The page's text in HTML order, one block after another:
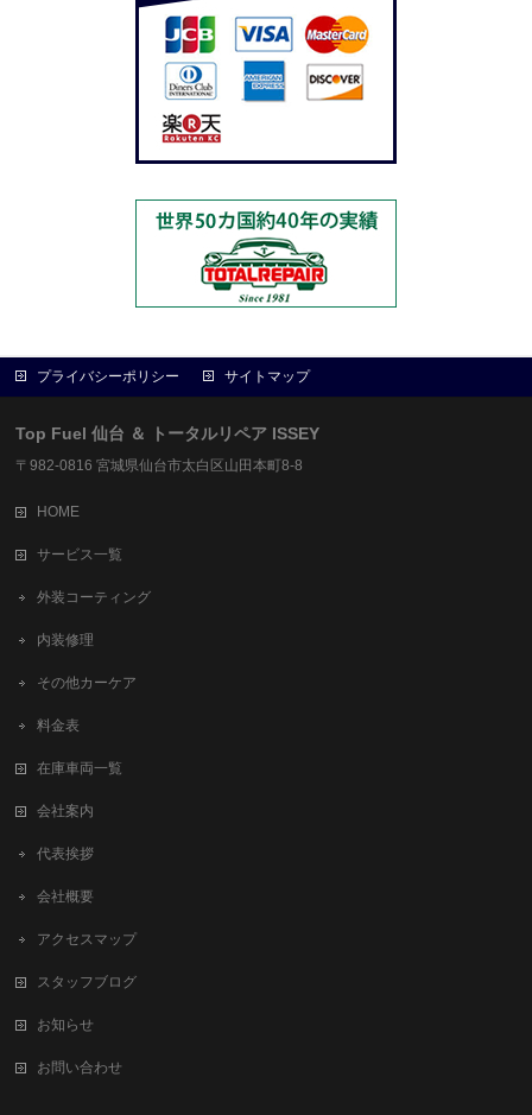
プライバシーポリシー サイトマップ
Top Fuel 仙台 ＆ トータルリペア ISSEY
〒982-0816 宮城県仙台市太白区山田本町8-8
HOME
サービス一覧
外装コーティング
内装修理
その他カーケア
料金表
在庫車両一覧
会社案内
代表挨拶
会社概要
アクセスマップ
スタッフブログ
お知らせ
お問い合わせ